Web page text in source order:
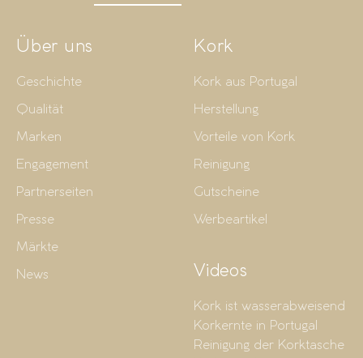
Über uns
Geschichte
Qualität
Marken
Engagement
Partnerseiten
Presse
Märkte
News
Kork
Kork aus Portugal
Herstellung
Vorteile von Kork
Reinigung
Gutscheine
Werbeartikel
Videos
Kork ist wasserabweisend
Korkernte in Portugal
Reinigung der Korktasche